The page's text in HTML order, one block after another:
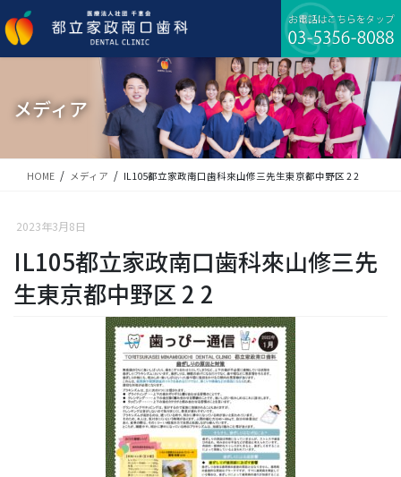
ン
テ
ビ
ゲ
移
メディア
HOME メディア IL105都立家政南口歯科來山修三先生東京都中野区 2 2
2023年3月8日
IL105都立家政南口歯科來山修三先
生東京都中野区 2 2